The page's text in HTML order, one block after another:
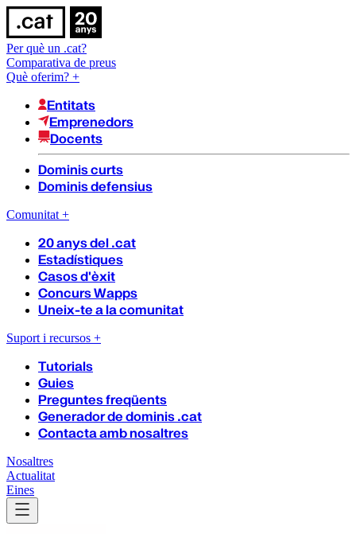
Per què un .cat?
Comparativa de preus
Què oferim? +
Entitats
Emprenedors
Docents
Dominis curts
Dominis defensius
Comunitat +
20 anys del .cat
Estadístiques
Casos d'èxit
Concurs Wapps
Uneix-te a la comunitat
Suport i recursos +
Tutorials
Guies
Preguntes freqüents
Generador de dominis .cat
Contacta amb nosaltres
Nosaltres
Actualitat
Eines